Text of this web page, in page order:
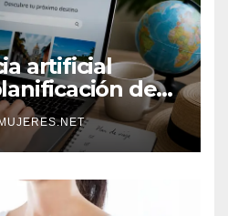
artificial
de
y
en
y